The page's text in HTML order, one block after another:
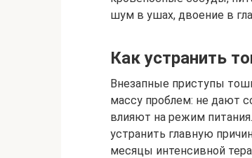
шум в ушах, двоение в
Как устранить
Внезапные приступы
массу проблем: не дают
влияют на режим
устранить главную
месяцы интенсивной